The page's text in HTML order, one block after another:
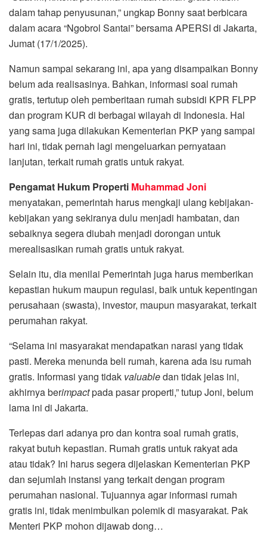
dalam tahap penyusunan,” ungkap Bonny saat berbicara
dalam acara “Ngobrol Santai” bersama APERSI di Jakarta,
Jumat (17/1/2025).
Namun sampai sekarang ini, apa yang disampaikan Bonny
belum ada realisasinya. Bahkan, informasi soal rumah
gratis, tertutup oleh pemberitaan rumah subsidi KPR FLPP
dan program KUR di berbagai wilayah di Indonesia. Hal
yang sama juga dilakukan Kementerian PKP yang sampai
hari ini, tidak pernah lagi mengeluarkan pernyataan
lanjutan, terkait rumah gratis untuk rakyat.
Pengamat Hukum Properti Muhammad Joni
menyatakan, pemerintah harus mengkaji ulang kebijakan-
kebijakan yang sekiranya dulu menjadi hambatan, dan
sebaiknya segera diubah menjadi dorongan untuk
merealisasikan rumah gratis untuk rakyat.
Selain itu, dia menilai Pemerintah juga harus memberikan
kepastian hukum maupun regulasi, baik untuk kepentingan
perusahaan (swasta), investor, maupun masyarakat, terkait
perumahan rakyat.
“Selama ini masyarakat mendapatkan narasi yang tidak
pasti. Mereka menunda beli rumah, karena ada isu rumah
gratis. Informasi yang tidak valuabledan tidak jelas ini,
akhirnya berimpactpada pasar properti,” tutup Joni, belum
lama ini di Jakarta.
Terlepas dari adanya pro dan kontra soal rumah gratis,
rakyat butuh kepastian. Rumah gratis untuk rakyat ada
atau tidak? Ini harus segera dijelaskan Kementerian PKP
dan sejumlah instansi yang terkait dengan program
perumahan nasional. Tujuannya agar informasi rumah
gratis ini, tidak menimbulkan polemik di masyarakat. Pak
Menteri PKP mohon dijawab dong…